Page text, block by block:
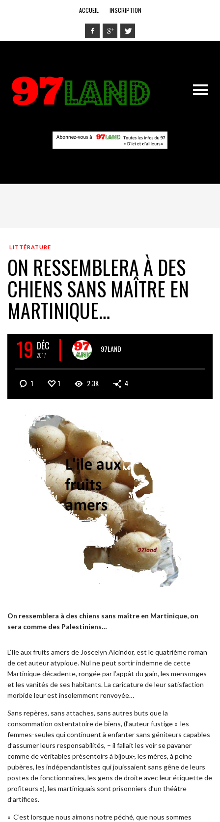
ACCUEIL INSCRIPTION
LITTÉRATURE
ON RESSEMBLERA À DES
CHIENS SANS MAÎTRE EN
MARTINIQUE…
19 DÉC
2017
97LAND
1 1 2.3K 4
On ressemblera à des chiens sans maître en Martinique, on
sera comme des Palestiniens…
L’Ile aux fruits amers de Joscelyn Alcindor, est le quatrième roman
de cet auteur atypique. Nul ne peut sortir indemne de cette
Martinique décadente, rongée par l’appât du gain, les mensonges
et les vanités de ses habitants. La caricature de leur satisfaction
morbide leur est insolemment renvoyée…
Sans repères, sans attaches, sans autres buts que la
consommation ostentatoire de biens, (l’auteur fustige « les
femmes-seules qui continuent à enfanter sans géniteurs capables
d’assumer leurs responsabilités, – il fallait les voir se pavaner
comme de véritables présentoirs à bijoux-, les mères, à peine
pubères, les indépendantistes qui jouissaient sans gêne de leurs
postes de fonctionnaires, les gens de droite avec leur étiquette de
profiteurs »), les martiniquais sont prisonniers d’un théâtre
d’artifices.
« C’est lorsque nous aimons notre péché, que nous sommes